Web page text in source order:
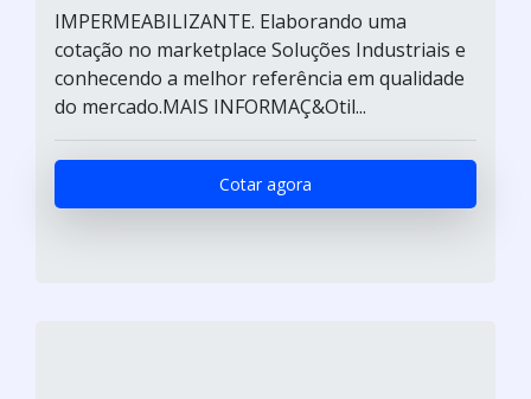
IMPERMEABILIZANTE. Elaborando uma
cotação no marketplace Soluções Industriais e
conhecendo a melhor referência em qualidade
do mercado.MAIS INFORMAÇ&Otil...
Cotar agora